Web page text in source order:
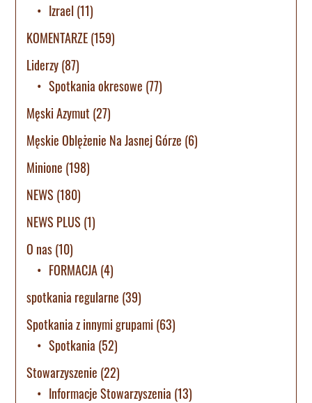
Izrael (11)
KOMENTARZE(159)
Liderzy(87)
Spotkania okresowe (77)
Męski Azymut (27)
Męskie Oblężenie Na Jasnej Górze (6)
Minione (198)
NEWS (180)
NEWS PLUS (1)
O nas(10)
FORMACJA(4)
spotkania regularne (39)
Spotkania z innymi grupami (63)
Spotkania (52)
Stowarzyszenie (22)
Informacje Stowarzyszenia (13)